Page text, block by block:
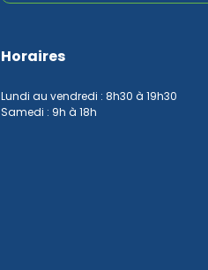
Horaires
Lundi au vendredi : 8h30 à 19h30
Samedi : 9h à 18h